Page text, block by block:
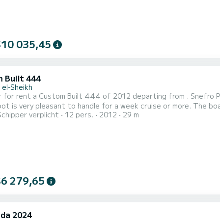
035,45
Built 444
el-Sheikh
for rent a Custom Built 444 of 2012 departing from . Snefro
pleasant to handle for a week cruise or more. The boat has 6 cabins with all comfort and a capacity of 12
an overall length of 29 meters, it will be your best ally to
verplicht 12 pers. 2012 29 m
279,65
2024